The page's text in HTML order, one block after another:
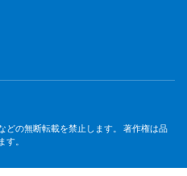
どの無断転載を禁止します。 著作権は品
。